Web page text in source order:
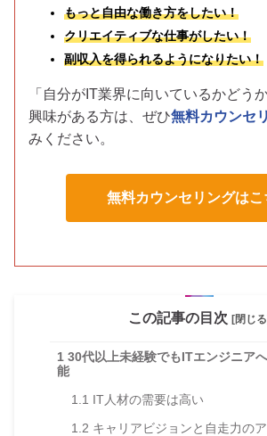
もっと自由な働き方をしたい！
クリエイティブな仕事がしたい！
副収入を得られるようになりたい！
「自分がIT業界に向いているかどう
興味がある方は、 ぜひ無料カウンセ
みください。
無料カウンセリングはこ
この記事の目次 [閉じ
1 30代以上未経験でもITエンジニア
能
1.1 IT人材の需要は高い
1.2 キャリアビジョンと自走力の